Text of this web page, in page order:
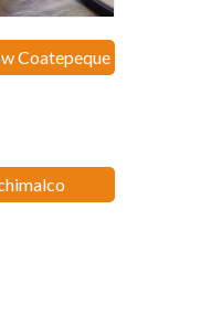
Coatepeque